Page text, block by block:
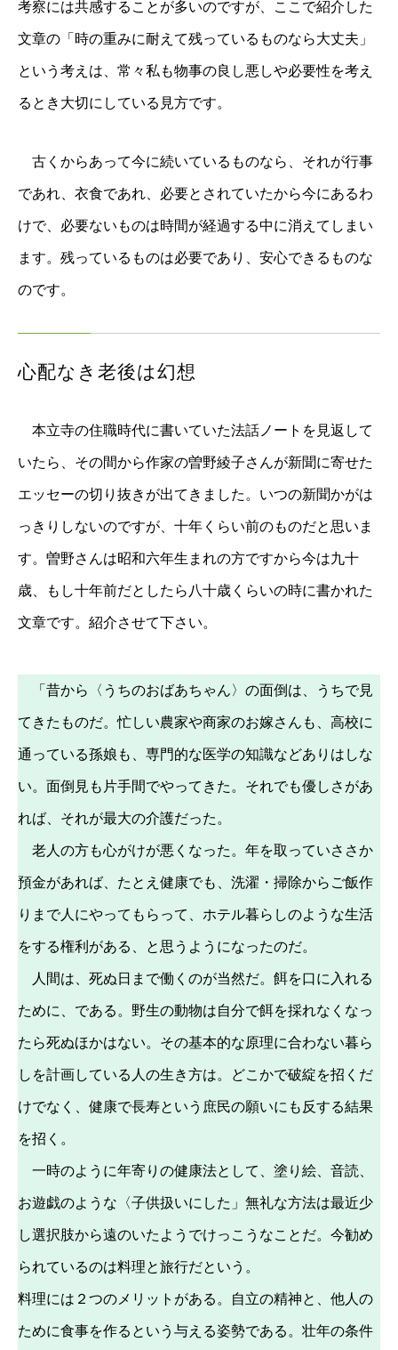
考察には共感することが多いのですが、ここで紹介した
文章の「時の重みに耐えて残っているものなら大丈夫」
という考えは、常々私も物事の良し悪しや必要性を考え
るとき大切にしている見方です。
古くからあって今に続いているものなら、それが行事
であれ、衣食であれ、必要とされていたから今にあるわ
けで、必要ないものは時間が経過する中に消えてしまい
ます。残っているものは必要であり、安心できるものな
のです。
心配なき老後は幻想
本立寺の住職時代に書いていた法話ノートを見返して
いたら、その間から作家の曽野綾子さんが新聞に寄せた
エッセーの切り抜きが出てきました。いつの新聞かがは
っきりしないのですが、十年くらい前のものだと思いま
す。曽野さんは昭和六年生まれの方ですから今は九十
歳、もし十年前だとしたら八十歳くらいの時に書かれた
文章です。紹介させて下さい。
「昔から〈うちのおばあちゃん〉の面倒は、うちで見
てきたものだ。忙しい農家や商家のお嫁さんも、高校に
通っている孫娘も、専門的な医学の知識などありはしな
い。面倒見も片手間でやってきた。それでも優しさがあ
れば、それが最大の介護だった。
老人の方も心がけが悪くなった。年を取っていささか
預金があれば、たとえ健康でも、洗濯・掃除からご飯作
りまで人にやってもらって、ホテル暮らしのような生活
をする権利がある、と思うようになったのだ。
人間は、死ぬ日まで働くのが当然だ。餌を口に入れる
ために、である。野生の動物は自分で餌を採れなくなっ
たら死ぬほかはない。その基本的な原理に合わない暮ら
しを計画している人の生き方は。どこかで破綻を招くだ
けでなく、健康で長寿という庶民の願いにも反する結果
を招く。
一時のように年寄りの健康法として、塗り絵、音読、
お遊戯のような〈子供扱いにした」無礼な方法は最近少
し選択肢から遠のいたようでけっこうなことだ。今勧め
られているのは料理と旅行だという。
料理には２つのメリットがある。自立の精神と、他人の
ために食事を作るという与える姿勢である。壮年の条件